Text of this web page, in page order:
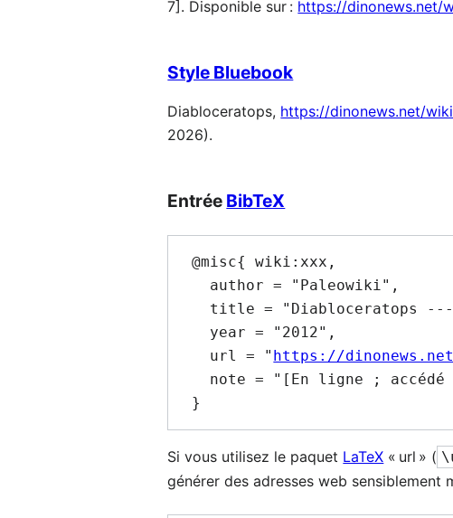
7]. Disponible sur : https://dinonews.net/
Style Bluebook
Diabloceratops, https://dinonews.net/
2026).
Entrée BibTeX
@misc{ wiki:xxx,
   url = "
https://
Si vous utilisez le paquet LaTeX « url » (
générer des adresses web